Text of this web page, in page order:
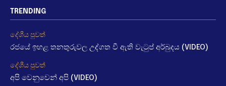
TRENDING
දේශීය පුවත්
රජයේ ඉහළ තනතුරුවල උද්ගත වී ඇති වැටුප් අර්බුදය (VIDEO)
දේශීය පුවත්
අපි වෙනුවෙන් අපි (VIDEO)